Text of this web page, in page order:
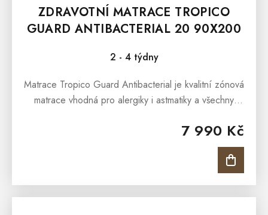
ZDRAVOTNÍ MATRACE TROPICO
GUARD ANTIBACTERIAL 20 90X200
2 - 4 týdny
7 990 Kč
Matrace Tropico Guard Antibacterial je kvalitní zónová
matrace vhodná pro alergiky i astmatiky a všechny